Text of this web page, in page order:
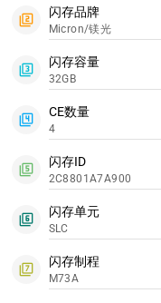
filter_2
闪存品牌
Micron/镁光
filter_3
闪存容量
32GB
filter_4
CE数量
4
filter_5
闪存ID
2C8801A7A900
filter_6
闪存单元
SLC
filter_7
闪存制程
M73A